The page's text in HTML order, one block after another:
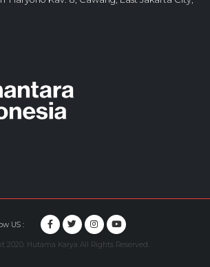
US :
2020. Hutama Karya All Rights Reserved.